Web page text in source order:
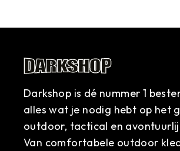
Darkshop is dé nummer 1
alles wat je nodig hebt op het
outdoor, tactical en
Van comfortabele outdoor